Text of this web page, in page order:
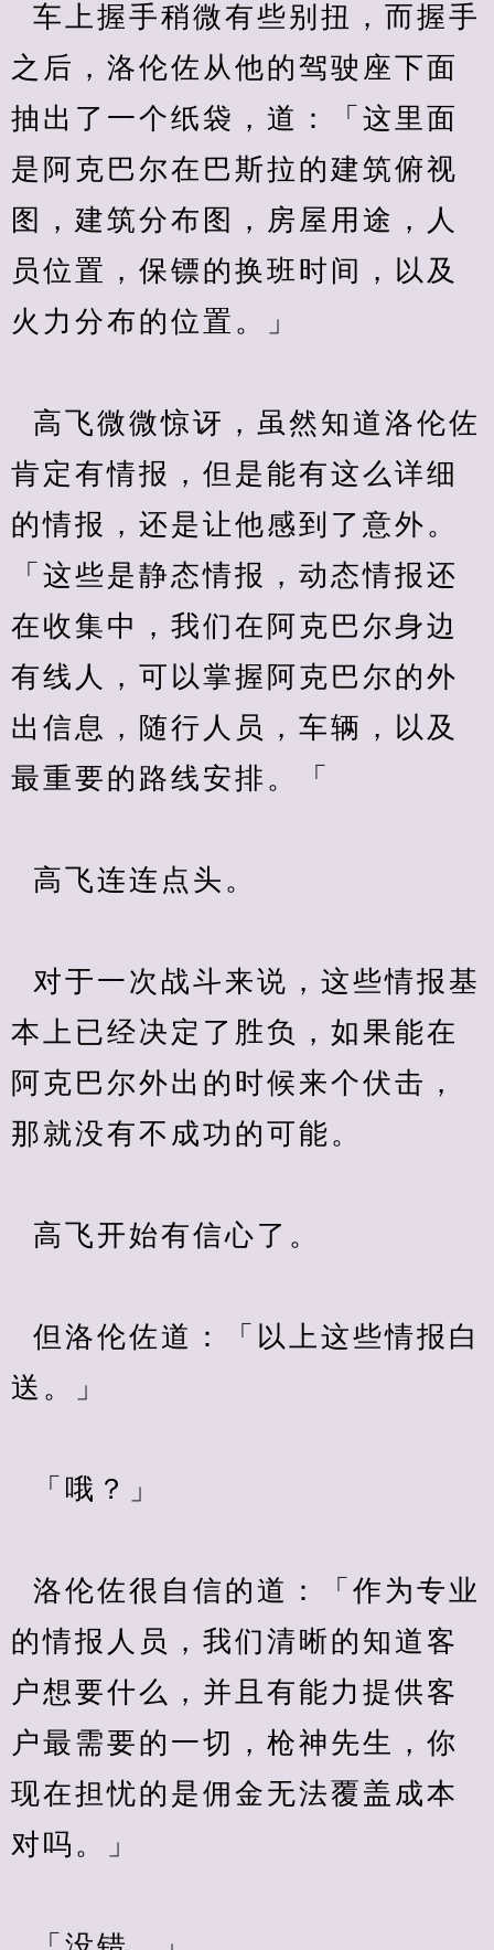
之后，洛伦佐从他的驾驶座下面
抽出了一个纸袋，道：「这里面
是阿克巴尔在巴斯拉的建筑俯视
图，建筑分布图，房屋用途，人
员位置，保镖的换班时间，以及
火力分布的位置。」
肯定有情报，但是能有这么详细
的情报，还是让他感到了意外。
「这些是静态情报，动态情报还
在收集中，我们在阿克巴尔身边
有线人，可以掌握阿克巴尔的外
出信息，随行人员，车辆，以及
最重要的路线安排。「
  高飞连连点头。
本上已经决定了胜负，如果能在
阿克巴尔外出的时候来个伏击，
那就没有不成功的可能。
  高飞开始有信心了。
送。」
  「哦？」
的情报人员，我们清晰的知道客
户想要什么，并且有能力提供客
户最需要的一切，枪神先生，你
现在担忧的是佣金无法覆盖成本
对吗。」